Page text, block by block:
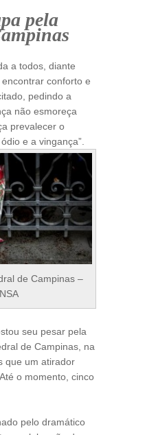
pela
a todos, diante
conforto e
pedindo a
não esmoreça
prevalecer o
e a vingança”.
de Campinas –
seu pesar pela
de Campinas, na
que um atirador
o momento, cinco
pelo dramático